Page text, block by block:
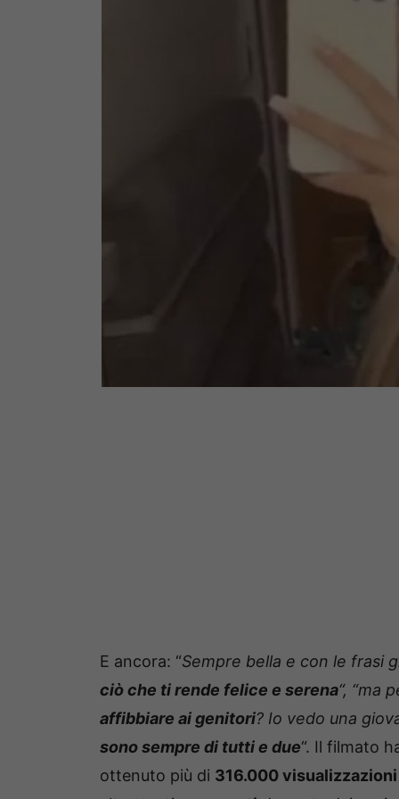
E ancora: “Sempre bella e con le frasi
ciò che ti rende felice e serena“, “ma
affibbiare ai genitori? Io vedo una
sono sempre di tutti e due“. Il filmato
ottenuto più di 316.000 visualizzazioni